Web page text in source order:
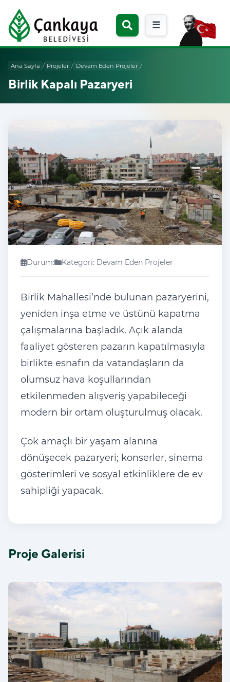
☰
Ana Sayfa / Projeler / Devam Eden Projeler /
Birlik Kapalı Pazaryeri
Durum: Kategori: Devam Eden Projeler
Birlik Mahallesi’nde bulunan pazaryerini,
yeniden inşa etme ve üstünü kapatma
çalışmalarına başladık. Açık alanda
faaliyet gösteren pazarın kapatılmasıyla
birlikte esnafın da vatandaşların da
olumsuz hava koşullarından
etkilenmeden alışveriş yapabileceği
modern bir ortam oluşturulmuş olacak.
Çok amaçlı bir yaşam alanına
dönüşecek pazaryeri; konserler, sinema
gösterimleri ve sosyal etkinliklere de ev
sahipliği yapacak.
Proje Galerisi